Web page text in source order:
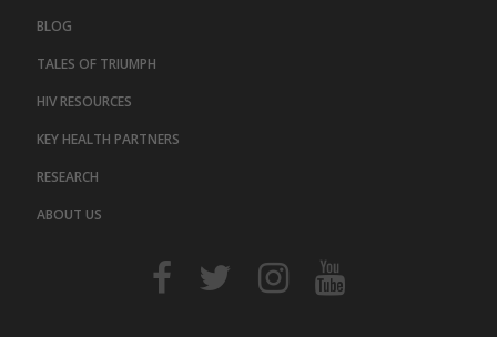
BLOG
TALES OF TRIUMPH
HIV RESOURCES
KEY HEALTH PARTNERS
RESEARCH
ABOUT US